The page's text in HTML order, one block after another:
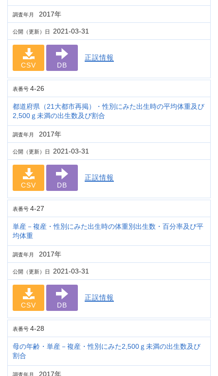
調査年月 2017年
公開（更新）日 2021-03-31
CSV DB
正誤情報
表番号 4-26
都道府県（21大都市再掲）・性別にみた出生時の平均体重及び
2,500ｇ未満の出生数及び割合
調査年月 2017年
公開（更新）日 2021-03-31
CSV DB
正誤情報
表番号 4-27
単産－複産・性別にみた出生時の体重別出生数・百分率及び平
均体重
調査年月 2017年
公開（更新）日 2021-03-31
CSV DB
正誤情報
表番号 4-28
母の年齢・単産－複産・性別にみた2,500ｇ未満の出生数及び
割合
調査年月 2017年